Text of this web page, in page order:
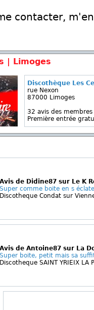
contacter,
| Limoges
Discothèque Les
rue Nexon
87000 Limoges
32 avis des membres
Première entrée
Avis de Didine87 sur Le K
Super comme boite en s
Discotheque Condat sur
Avis de Antoine87 sur La
Super boite, petit mais sa
Discotheque SAINT YRIEIX LA